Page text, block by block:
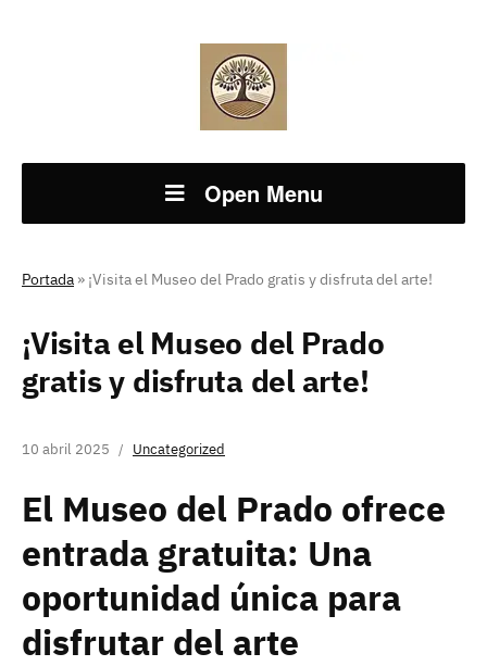
Open Menu
Portada » ¡Visita el Museo del Prado gratis y disfruta del arte!
¡Visita el Museo del Prado
gratis y disfruta del arte!
10 abril 2025 Uncategorized
El Museo del Prado ofrece
entrada gratuita: Una
oportunidad única para
disfrutar del arte